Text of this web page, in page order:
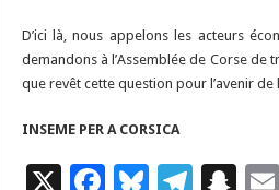
D’ici là, nous appelons les acteurs
demandons à l’Assemblée de Corse
que revêt cette question pour l’avenir de
INSEME PER A CORSICA
X F Bl T S